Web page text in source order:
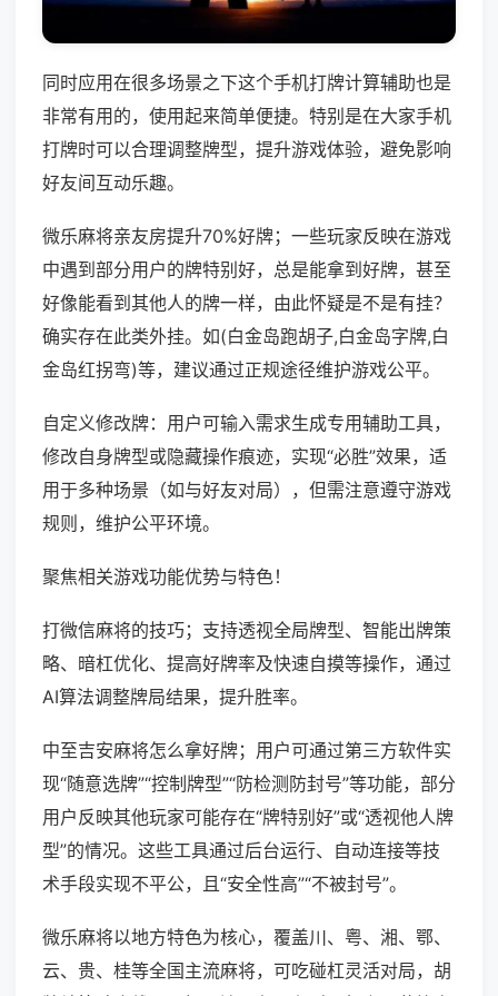
同时应用在很多场景之下这个手机打牌计算辅助也是
非常有用的，使用起来简单便捷。特别是在大家手机
打牌时可以合理调整牌型，提升游戏体验，避免影响
好友间互动乐趣。
微乐麻将亲友房提升70%好牌；一些玩家反映在游戏
中遇到部分用户的牌特别好，总是能拿到好牌，甚至
好像能看到其他人的牌一样，由此怀疑是不是有挂？
确实存在此类外挂。如(白金岛跑胡子,白金岛字牌,白
金岛红拐弯)等，建议通过正规途径维护游戏公平。
自定义修改牌：用户可输入需求生成专用辅助工具，
修改自身牌型或隐藏操作痕迹，实现“必胜”效果，适
用于多种场景（如与好友对局），但需注意遵守游戏
规则，维护公平环境。
聚焦相关游戏功能优势与特色！
打微信麻将的技巧；支持透视全局牌型、智能出牌策
略、暗杠优化、提高好牌率及快速自摸等操作，通过
AI算法调整牌局结果，提升胜率。
中至吉安麻将怎么拿好牌；用户可通过第三方软件实
现“随意选牌”“控制牌型”“防检测防封号”等功能，部分
用户反映其他玩家可能存在“牌特别好”或“透视他人牌
型”的情况。这些工具通过后台运行、自动连接等技
术手段实现不平公，且“安全性高”“不被封号”。
微乐麻将以地方特色为核心，覆盖川、粤、湘、鄂、
云、贵、桂等全国主流麻将，可吃碰杠灵活对局，胡